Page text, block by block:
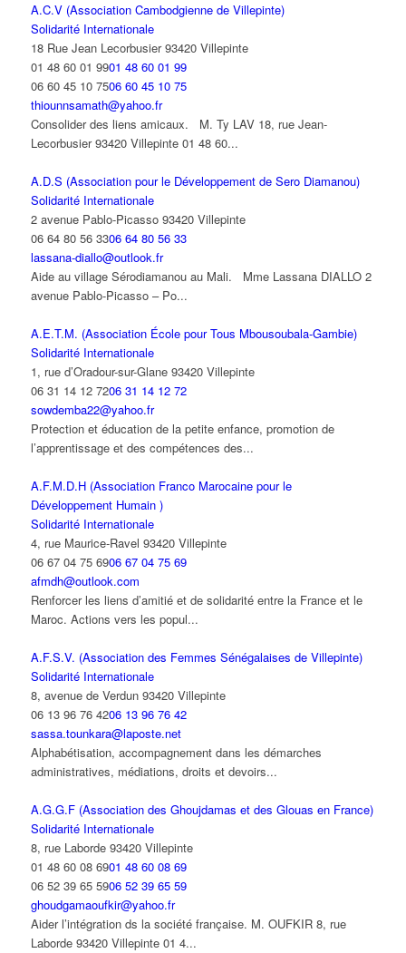
A.C.V (Association Cambodgienne de Villepinte)
Solidarité Internationale
18 Rue Jean Lecorbusier 93420 Villepinte
01 48 60 01 9901 48 60 01 99
06 60 45 10 7506 60 45 10 75
thiounnsamath@yahoo.fr
Consolider des liens amicaux. M. Ty LAV 18, rue Jean-
Lecorbusier 93420 Villepinte 01 48 60...
A.D.S (Association pour le Développement de Sero Diamanou)
Solidarité Internationale
2 avenue Pablo-Picasso 93420 Villepinte
06 64 80 56 3306 64 80 56 33
lassana-diallo@outlook.fr
Aide au village Sérodiamanou au Mali. Mme Lassana DIALLO 2
avenue Pablo-Picasso – Po...
A.E.T.M. (Association École pour Tous Mbousoubala-Gambie)
Solidarité Internationale
1, rue d’Oradour-sur-Glane 93420 Villepinte
06 31 14 12 7206 31 14 12 72
sowdemba22@yahoo.fr
Protection et éducation de la petite enfance, promotion de
l’apprentissage et des compétences des...
A.F.M.D.H (Association Franco Marocaine pour le
Développement Humain )
Solidarité Internationale
4, rue Maurice-Ravel 93420 Villepinte
06 67 04 75 6906 67 04 75 69
afmdh@outlook.com
Renforcer les liens d’amitié et de solidarité entre la France et le
Maroc. Actions vers les popul...
A.F.S.V. (Association des Femmes Sénégalaises de Villepinte)
Solidarité Internationale
8, avenue de Verdun 93420 Villepinte
06 13 96 76 4206 13 96 76 42
sassa.tounkara@laposte.net
Alphabétisation, accompagnement dans les démarches
administratives, médiations, droits et devoirs...
A.G.G.F (Association des Ghoujdamas et des Glouas en France)
Solidarité Internationale
8, rue Laborde 93420 Villepinte
01 48 60 08 6901 48 60 08 69
06 52 39 65 5906 52 39 65 59
ghoudgamaoufkir@yahoo.fr
Aider l’intégration ds la société française. M. OUFKIR 8, rue
Laborde 93420 Villepinte 01 4...